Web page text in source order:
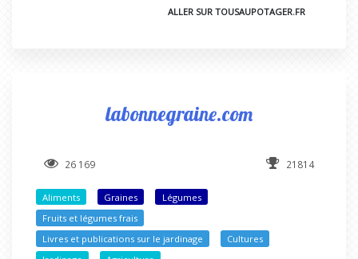
ALLER SUR TOUSAUPOTAGER.FR
labonnegraine.com
26 169 21814
Aliments Graines
Légumes
Fruits et légumes frais
Livres et publications sur le jardinage
Cultures